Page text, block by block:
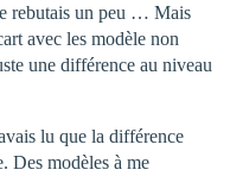
rebutais un peu … Mais
avec les modèle non
une différence au niveau
lu que la différence
Des modèles à me